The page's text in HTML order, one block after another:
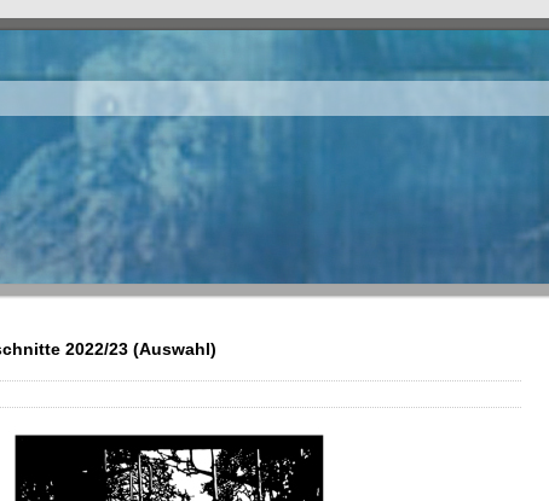
2022/23 (Auswahl)